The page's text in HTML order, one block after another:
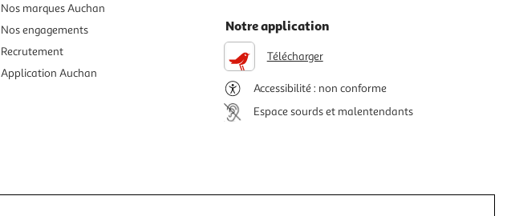
Nos marques Auchan
Nos engagements
Recrutement
Application Auchan
Notre application
Télécharger
Accessibilité : non conforme
Espace sourds et malentendants